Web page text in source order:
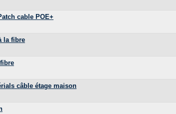
cable POE+
la fibre
câble étage maison